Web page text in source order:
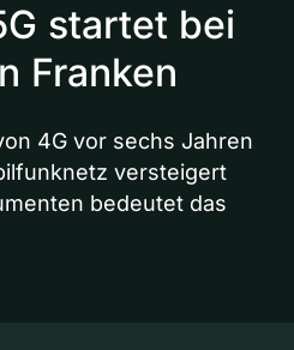
startet bei
Franken
4G vor sechs Jahren
versteigert
bedeutet das